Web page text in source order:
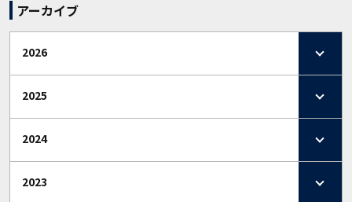
アーカイブ
2026
2025
2024
2023